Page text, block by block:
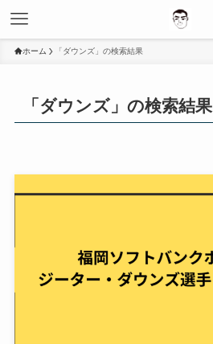
ホーム 「ダウンズ」の検索結果
「ダウンズ」の検索結果